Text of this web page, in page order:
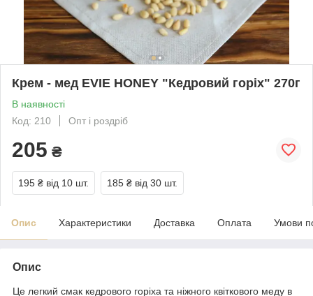
Крем - мед EVIE HONEY "Кедровий горіх" 270г
В наявності
Код: 210
Опт і роздріб
205 ₴
195 ₴ від 10 шт. 185 ₴ від 30 шт.
Опис Характеристики Доставка Оплата Умови
Опис
Це легкий смак кедрового горіха та ніжного квіткового меду в